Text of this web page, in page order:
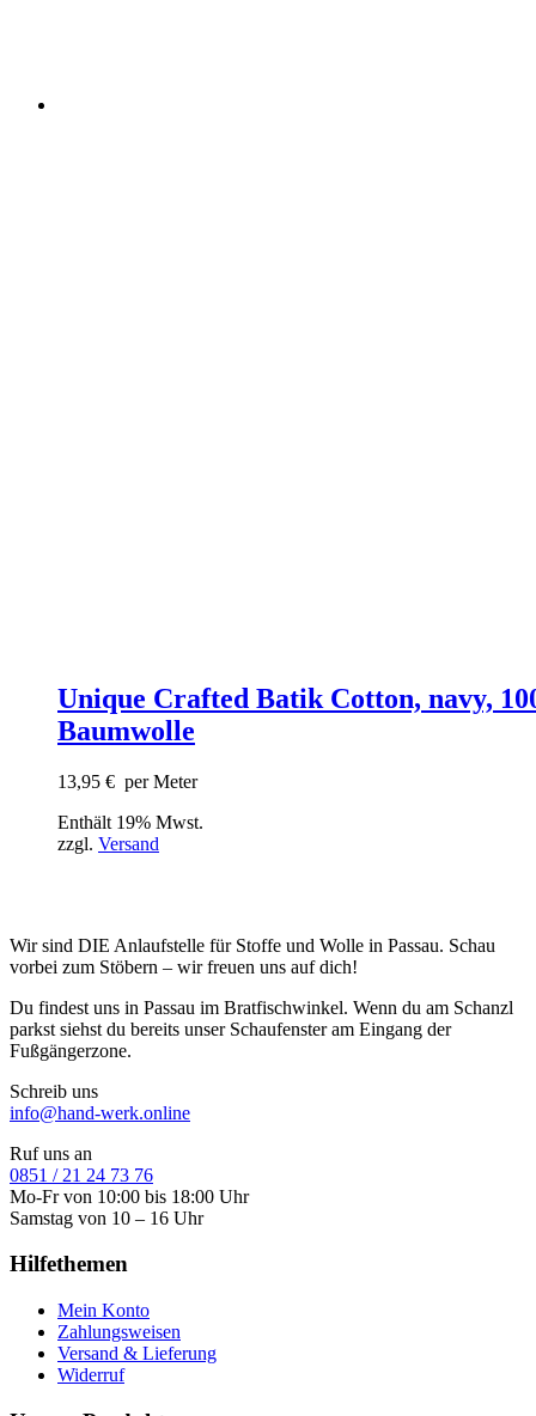
Unique Crafted Batik Cotton, navy,
Baumwolle
13,95 € per Meter
Enthält 19% Mwst.
zzgl. Versand
Wir sind DIE Anlaufstelle für Stoffe und Wolle in Passau. Schau
vorbei zum Stöbern – wir freuen uns auf dich!
Du findest uns in Passau im Bratfischwinkel. Wenn du am Schanzl
parkst siehst du bereits unser Schaufenster am Eingang der
Fußgängerzone.
Schreib uns
info@hand-werk.online
Ruf uns an
0851 / 21 24 73 76
Mo-Fr von 10:00 bis 18:00 Uhr
Samstag von 10 – 16 Uhr
Hilfethemen
Mein Konto
Zahlungsweisen
Versand & Lieferung
Widerruf